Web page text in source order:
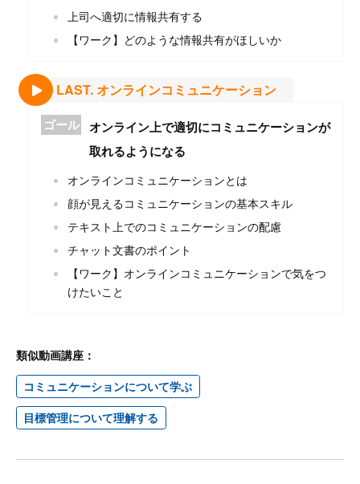
上司へ適切に情報共有する
【ワーク】どのような情報共有がほしいか
LAST. オンラインコミュニケーション
ゴール オンライン上で適切にコミュニケーションが
取れるようになる
オンラインコミュニケーションとは
顔が⾒えるコミュニケーションの基本スキル
テキスト上でのコミュニケーションの配慮
チャット⽂書のポイント
【ワーク】オンラインコミュニケーションで気をつ
けたいこと
類似動画講座：
コミュニケーションについて学ぶ
目標管理について理解する